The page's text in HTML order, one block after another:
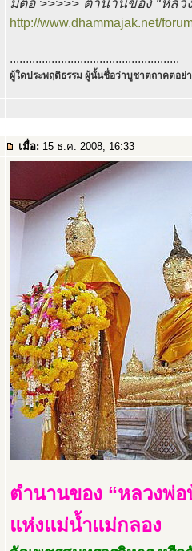
มีต่อ >>>>> ตำนานของ “หล
http://www.dhammajak.net/
.....................................................
ผู้ใดประพฤติธรรม ผู้นั้นชื่อว่าบูชาตถาคตอย่า
เมื่อ: 15 ธ.ค. 2008, 16:33
ตำนานของ “หลวงพ่
แห่งแม่น้ำแม่กลอง